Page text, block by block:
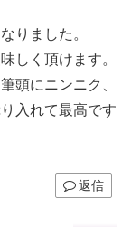
りました。
しく頂けます。
頭にニンニク、
入れて最高です
返信